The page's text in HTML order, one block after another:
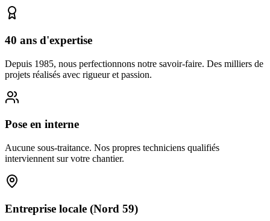
40 ans d'expertise
Depuis 1985, nous perfectionnons notre savoir-faire. Des milliers de
projets réalisés avec rigueur et passion.
Pose en interne
Aucune sous-traitance. Nos propres techniciens qualifiés
interviennent sur votre chantier.
Entreprise locale (Nord 59)